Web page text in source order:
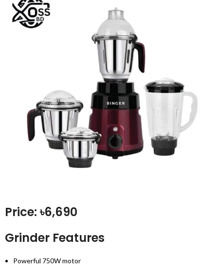
Price: ৳6,690
Grinder Features
Powerful 750W motor